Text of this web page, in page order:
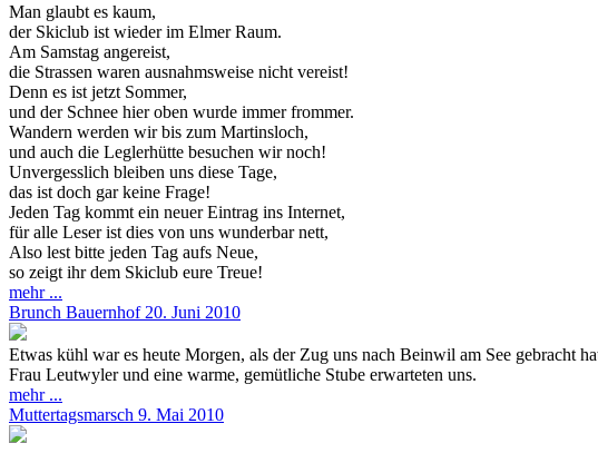
Man glaubt es kaum,
der Skiclub ist wieder im Elmer Raum.
Am Samstag angereist,
die Strassen waren ausnahmsweise nicht vereist!
Denn es ist jetzt Sommer,
und der Schnee hier oben wurde immer frommer.
Wandern werden wir bis zum Martinsloch,
und auch die Leglerhütte besuchen wir noch!
Unvergesslich bleiben uns diese Tage,
das ist doch gar keine Frage!
Jeden Tag kommt ein neuer Eintrag ins Internet,
für alle Leser ist dies von uns wunderbar nett,
Also lest bitte jeden Tag aufs Neue,
so zeigt ihr dem Skiclub eure Treue!
mehr ...
Brunch Bauernhof 20. Juni 2010
Etwas kühl war es heute Morgen, als der Zug uns nach Beinwil am See gebracht
Frau Leutwyler und eine warme, gemütliche Stube erwarteten uns.
mehr ...
Muttertagsmarsch 9. Mai 2010